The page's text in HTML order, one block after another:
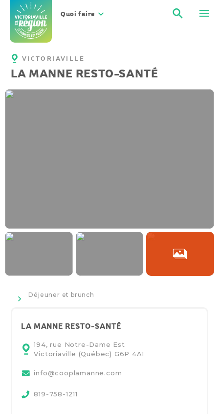
contenu
Quoi faire
VICTORIAVILLE
LA MANNE RESTO-SANTÉ
>
Déjeuner et brunch
LA MANNE RESTO-SANTÉ
194, rue Notre-Dame Est
Victoriaville (Québec) G6P 4A1
info@cooplamanne.com
819-758-1211